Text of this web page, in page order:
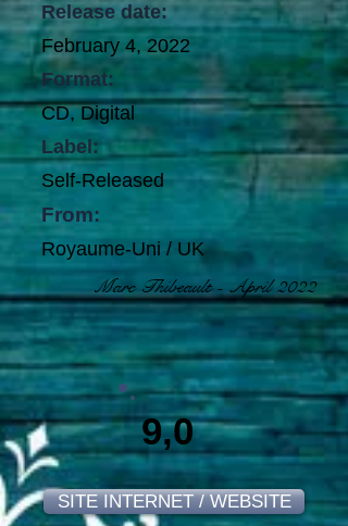
Release date:
February 4, 2022
Format:
CD, Digital
Label:
Self-Released
From:
Royaume-Uni / UK
Marc Thibeault - April 2022
9,0
SITE INTERNET / WEBSITE